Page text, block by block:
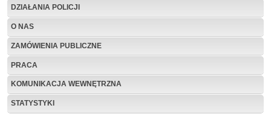
DZIAŁANIA POLICJI
O NAS
ZAMÓWIENIA PUBLICZNE
PRACA
KOMUNIKACJA WEWNĘTRZNA
STATYSTYKI